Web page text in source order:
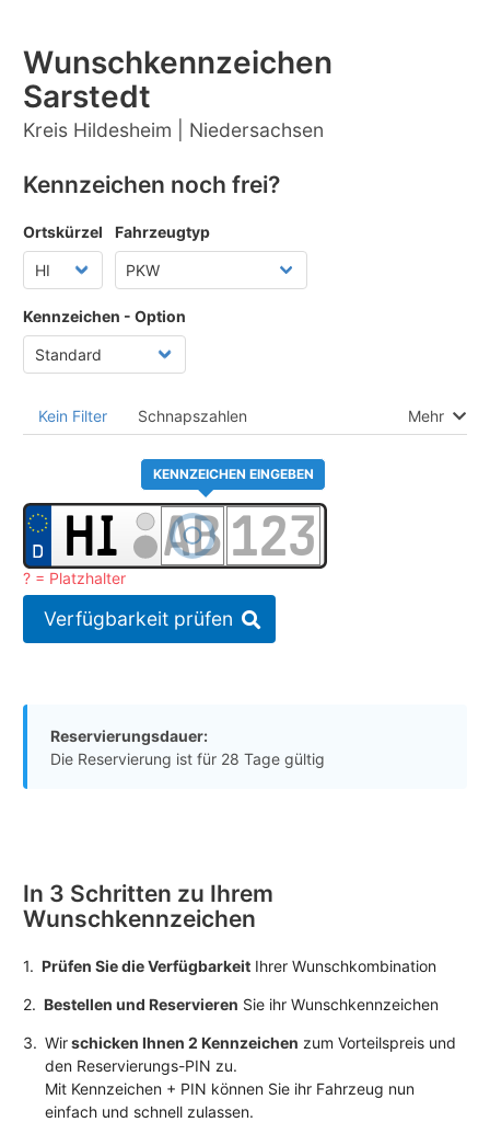
Wunschkennzeichen
Sarstedt
Kreis Hildesheim | Niedersachsen
Kennzeichen noch frei?
Ortskürzel Fahrzeugtyp
Kennzeichen - Option
Kein Filter Schnapszahlen Mehr
KENNZEICHEN EINGEBEN
? = Platzhalter
Verfügbarkeit prüfen
Reservierungsdauer:
Die Reservierung ist für 28 Tage gültig
In 3 Schritten zu Ihrem
Wunschkennzeichen
1. Prüfen Sie die Verfügbarkeit Ihrer Wunschkombination
2. Bestellen und Reservieren Sie ihr Wunschkennzeichen
3. Wirschicken Ihnen 2 Kennzeichen zum Vorteilspreis und
den Reservierungs-PIN zu.
Mit Kennzeichen + PIN können Sie ihr Fahrzeug nun
einfach und schnell zulassen.